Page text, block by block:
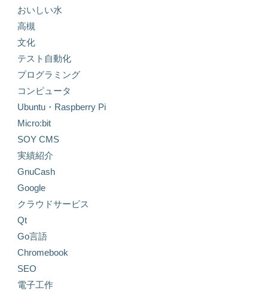
おいしい水
高槻
文化
テスト自動化
プログラミング
コンピュータ
Ubuntu・Raspberry Pi
Micro:bit
SOY CMS
実績紹介
GnuCash
Google
クラウドサービス
Qt
Go言語
Chromebook
SEO
電子工作